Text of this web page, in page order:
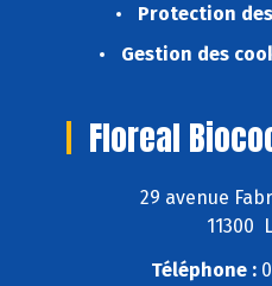
Protection
Gestion des
Floreal
29 avenue
11300
Téléphone :